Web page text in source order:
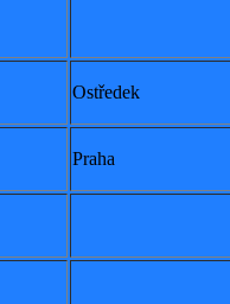
Ostředek
Praha